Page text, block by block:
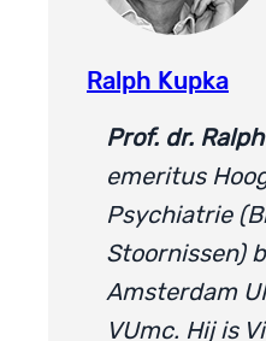
Ralph Kupka
Prof. dr.
emeritus
Psychiatrie
Stoornissen)
Amsterdam
VUmc. Hij is